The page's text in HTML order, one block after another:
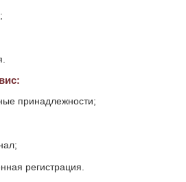
принадлежности;
регистрация.